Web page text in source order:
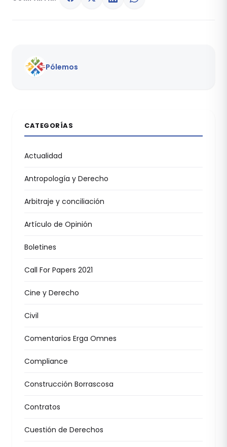
Pólemos
CATEGORÍAS
Actualidad
Antropología y Derecho
Arbitraje y conciliación
Artículo de Opinión
Boletines
Call For Papers 2021
Cine y Derecho
Civil
Comentarios Erga Omnes
Compliance
Construcción Borrascosa
Contratos
Cuestión de Derechos